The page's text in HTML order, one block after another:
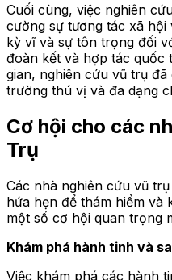
Cuối cùng, việc nghiên
cường sự tương tác xã
kỳ vĩ và sự tôn trọng đối
đoàn kết và hợp tác quốc
gian, nghiên cứu vũ trụ
trường thú vị và đa dạng
Cơ hội cho các
Trụ
Các nhà nghiên cứu vũ
hứa hẹn để thám hiểm và
một số cơ hội quan trọng
Khám phá hành tinh và
Việc khám phá các hành